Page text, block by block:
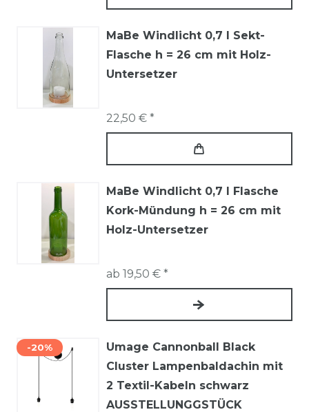
MaBe Windlicht 0,7 l Sekt-
Flasche h = 26 cm mit Holz-
Untersetzer
22,50 € *
MaBe Windlicht 0,7 l Flasche
Kork-Mündung h = 26 cm mit
Holz-Untersetzer
ab 19,50 € *
-20%
Umage Cannonball Black
Cluster Lampenbaldachin mit
2 Textil-Kabeln schwarz
AUSSTELLUNGGSTÜCK